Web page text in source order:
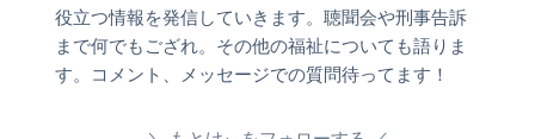
役立つ情報を発信していきます。聴聞会や刑事告訴
まで何でもござれ。その他の福祉についても語りま
す。コメント、メッセージでの質問待ってます！